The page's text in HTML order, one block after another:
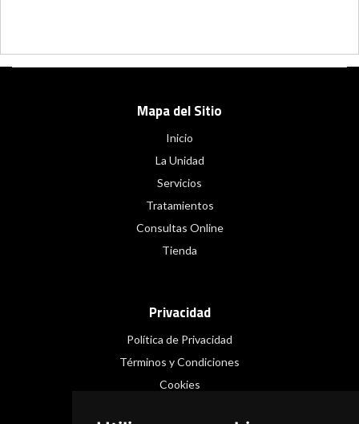
Mapa del Sitio
Inicio
La Unidad
Servicios
Tratamientos
Consultas Online
Tienda
Privacidad
Política de Privacidad
Términos y Condiciones
Cookies